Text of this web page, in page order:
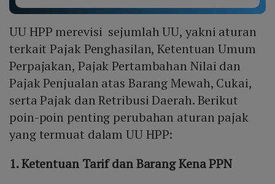
UU HPP merevisi sejumlah UU, yakni aturan
terkait Pajak Penghasilan, Ketentuan Umum
Perpajakan, Pajak Pertambahan Nilai dan
Pajak Penjualan atas Barang Mewah, Cukai,
serta Pajak dan Retribusi Daerah. Berikut
poin-poin penting perubahan aturan pajak
yang termuat dalam UU HPP:
1. Ketentuan Tarif dan Barang Kena PPN